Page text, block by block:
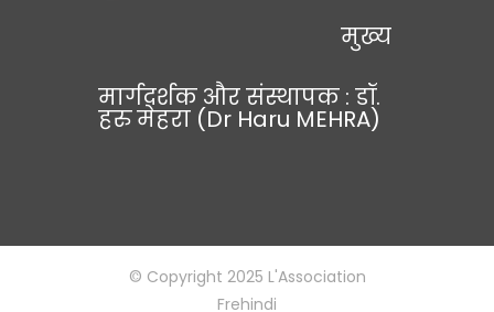
मुख्य
मार्गदर्शक और संस्थापक : डॉ.
हरु मेहरा (Dr Haru MEHRA)
© Copyright 2025 L'Association
Frehindi